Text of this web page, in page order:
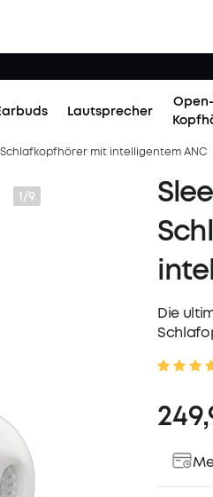
Lautsprecher
mit intelligentem ANC
1/9
Die